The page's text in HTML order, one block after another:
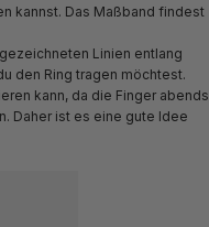
kannst. Das Maßband findest
Linien entlang
den Ring tragen möchtest.
kann, da die Finger abends
Daher ist es eine gute Idee